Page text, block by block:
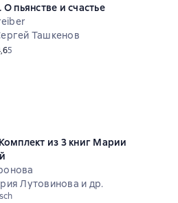
О пьянстве и счастье
Ташкенов
рейтинг 4,6 на основе 5 оценок
5
из 3 книг Марии
Лутовинова и др.